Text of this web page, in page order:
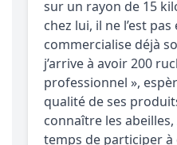
sur un rayon de 15
chez lui, il ne l’est
commercialise déjà
j’arrive à avoir 200
professionnel »,
qualité de ses
connaître les
temps de participer à